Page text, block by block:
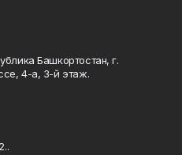
Башкортостан, г.
4-а, 3-й этаж.